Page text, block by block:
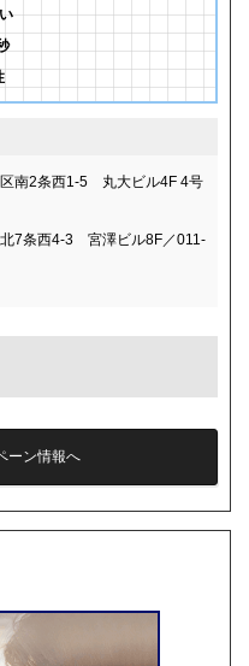
南2条西1-5 丸大ビル4F 4号
7条西4-3 宮澤ビル8F／011-
ーン情報へ